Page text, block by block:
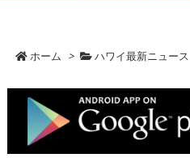
ホーム > ハワイ最新ニュース